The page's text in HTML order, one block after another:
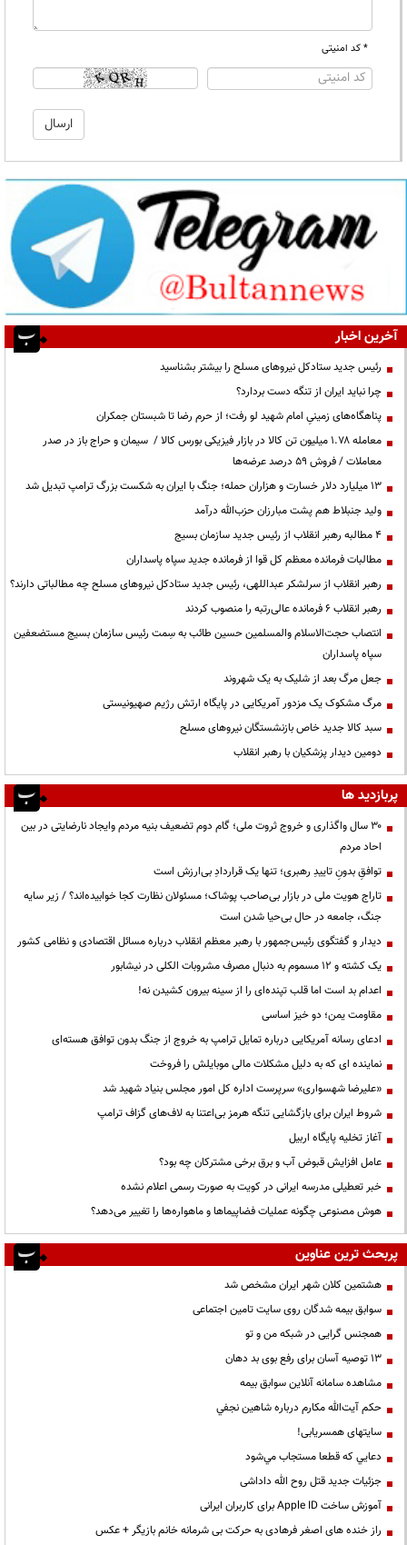
* کد امنیتی
آخرین اخبار
رئیس جدید ستادکل نیروهای مسلح را بیشتر بشناسید
چرا نباید ایران از تنگه دست بردارد؟
پناهگاه‌های زمینیِ امام شهید لو رفت؛ از حرم رضا تا شبستان جمکران
معامله ۱.۷۸ میلیون تن کالا در بازار فیزیکی بورس کالا / سیمان و حراج باز در صدر
معاملات / فروش ۵۹ درصد عرضه‌ها
۱۳ میلیارد دلار خسارت و هزاران حمله؛ جنگ با ایران به شکست بزرگ ترامپ تبدیل شد
ولید جنبلاط هم پشت مبارزان حزب‌الله درآمد
۴ مطالبه رهبر انقلاب از رئیس جدید سازمان بسیج
مطالبات فرمانده معظم کل قوا از فرمانده جدید سپاه پاسداران
رهبر انقلاب از سرلشکر عبداللهی، رئیس جدید ستادکل نیروهای مسلح چه مطالباتی دارند؟
رهبر انقلاب ۶ فرمانده عالی‌رتبه را منصوب کردند
انتصاب حجت‌الاسلام ‌والمسلمین حسین طائب به سِمت رئیس سازمان بسیج مستضعفین
سپاه پاسداران
جعل مرگ بعد از شلیک به یک شهروند
مرگ مشکوک یک مزدور آمریکایی در پایگاه ارتش رژیم صهیونیستی
سبد کالا جدید خاص بازنشستگان نیروهای مسلح
دومین دیدار پزشکیان با رهبر انقلاب
پربازدید ها
۳۰ سال واگذاری و خروج ثروت ملی؛ گام دوم تضعیف بنیه مردم وایجاد نارضایتی در بین
احاد مردم
توافقِ بدونِ تاییدِ رهبری؛ تنها یک قراردادِ بی‌ارزش است
تاراج هویت ملی در بازار بی‌صاحب پوشاک؛ مسئولان نظارت کجا خوابیده‌اند؟ / زیر سایه
جنگ، جامعه در حال بی‌حیا شدن است
دیدار و گفتگوی رئیس‌جمهور با رهبر معظم انقلاب درباره مسائل اقتصادی و نظامی کشور
یک کشته و ۱۲ مسموم به دنبال مصرف مشروبات الکلی در نیشابور
اعدام بد است اما قلب تپنده‌ای را از سینه بیرون کشیدن نه!
مقاومت یمن؛ دو خیز اساسی
ادعای رسانه آمریکایی درباره تمایل ترامپ به خروج از جنگ بدون توافق هسته‌ای
نماینده ای که به دلیل مشکلات مالی موبایلش را فروخت
«علیرضا شهسواری» سرپرست اداره کل امور مجلس بنیاد شهید شد
شروط ایران برای بازگشایی تنگه هرمز بی‌اعتنا به لاف‌های گزاف ترامپ
آغاز تخلیه پایگاه اربیل
عامل افزایش قبوض آب و برق برخی مشترکان چه بود؟
خبر تعطیلی مدرسه ایرانی در کویت به صورت رسمی اعلام نشده
هوش مصنوعی چگونه عملیات فضاپیماها و ماهواره‌ها را تغییر می‌دهد؟
پربحث ترین عناوین
هشتمین کلان شهر ایران مشخص شد
سوابق بیمه شدگان روی سایت تامین اجتماعی
همجنس گرایی در شبکه من و تو
13 توصیه آسان برای رفع بوی بد دهان
مشاهده سامانه آنلاين سوابق بیمه
حكم آيت‌الله مكارم درباره شاهين نجفي
سایتهای همسریابی!
دعايي كه قطعا مستجاب مي‌شود
جزئیات جدید قتل روح الله داداشی
آموزش ساخت Apple ID برای کاربران ایرانی
راز خنده های اصغر فرهادی به حرکت بی شرمانه خانم بازیگر + عکس